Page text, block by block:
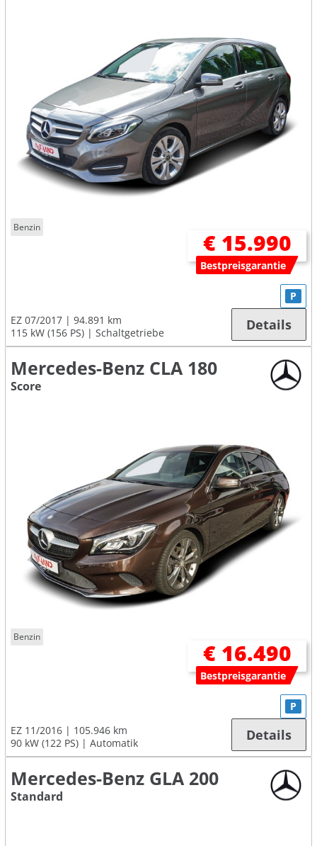
Benzin
€ 15.990
Bestpreisgarantie
EZ 07/2017
94.891 km
115 kW (156 PS)
Schaltgetriebe
P
Details
Mercedes-Benz CLA 180
Score
Benzin
€ 16.490
Bestpreisgarantie
EZ 11/2016
105.946 km
90 kW (122 PS)
Automatik
P
Details
Mercedes-Benz GLA 200
Standard